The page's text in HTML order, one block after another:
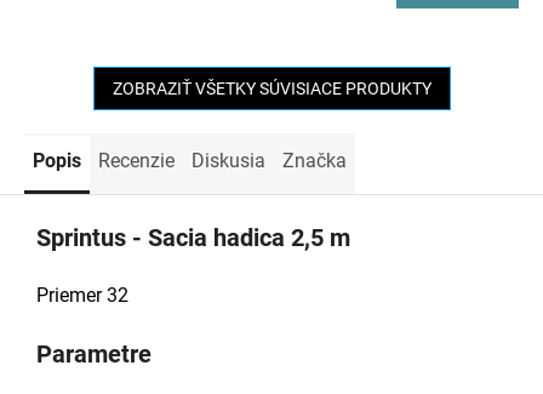
ZOBRAZIŤ VŠETKY SÚVISIACE PRODUKTY
Popis Recenzie Diskusia Značka
Sprintus - Sacia hadica 2,5 m
Priemer 32
Parametre